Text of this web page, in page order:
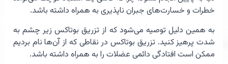
خطرات و خسارت‌های جبران ناپذیری به همراه داشته باشد.
به همین دلیل توصیه می‌شود که از تزریق بوتاکس زیر چشم به
شدت پرهیز کنید. تزریق بوتاکس در نقاطی که از آن‌ها نام بردیم
ممکن است افتادگی دائمی عضلات را به همراه داشته باشد.